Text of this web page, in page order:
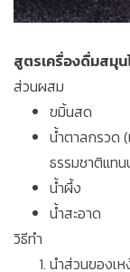
สูตรเครื่องดื่มสมุ
ส่วนผสม
ขมิ้นสด
น้ำตาลกรวด
ธรรมชาติแท
น้ำผึ้ง
น้ำสะอาด
วิธีทำ
นำส่วนของเห